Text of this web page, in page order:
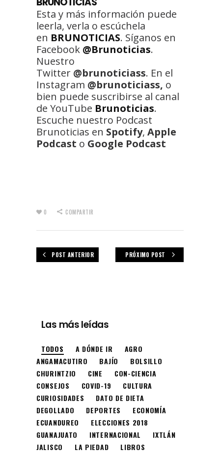
Esta y más información puede
leerla, verla o escúchela
en BRUNOTICIAS. Síganos en
Facebook @Brunoticias.
Nuestro
Twitter @brunoticiass. En el
Instagram @brunoticiass, o
bien puede suscribirse al canal
de YouTube Brunoticias.
Escuche nuestro Podcast
Brunoticias en Spotify, Apple
Podcast o Google Podcast
0 COMPARTIR
POST ANTERIOR PRÓXIMO POST
Las más leídas
TODOS A DÓNDE IR
AGRO
ANGAMACUTIRO
BAJÍO
BOLSILLO
CHURINTZIO
CINE
CON-CIENCIA
CONSEJOS
COVID-19
CULTURA
CURIOSIDADES
DATO DE DIETA
DEGOLLADO
DEPORTES
ECONOMÍA
ECUANDUREO
ELECCIONES 2018
GUANAJUATO
INTERNACIONAL
IXTLÁN
JALISCO
LA PIEDAD
LIBROS